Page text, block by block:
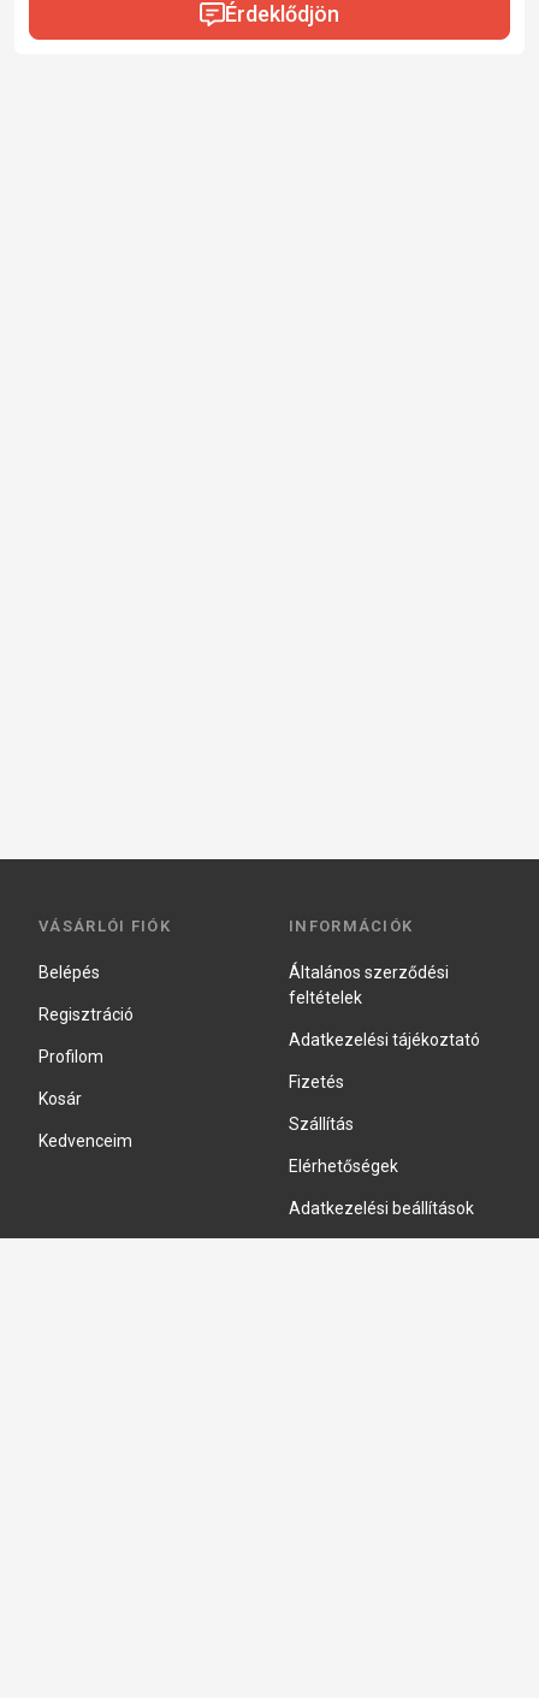
Érdeklődjön
VÁSÁRLÓI FIÓK
Belépés
Regisztráció
Profilom
Kosár
Kedvenceim
INFORMÁCIÓK
Általános szerződési
feltételek
Adatkezelési tájékoztató
Fizetés
Szállítás
Elérhetőségek
Adatkezelési beállítások